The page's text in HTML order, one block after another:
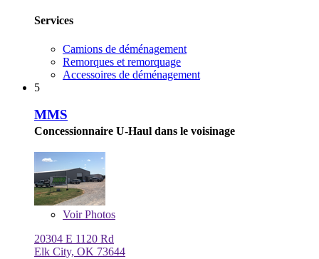
Services
Camions de déménagement
Remorques et remorquage
Accessoires de déménagement
5
MMS
Concessionnaire U-Haul dans le voisinage
VoirPhotos
20304 E 1120 Rd
Elk City, OK 73644